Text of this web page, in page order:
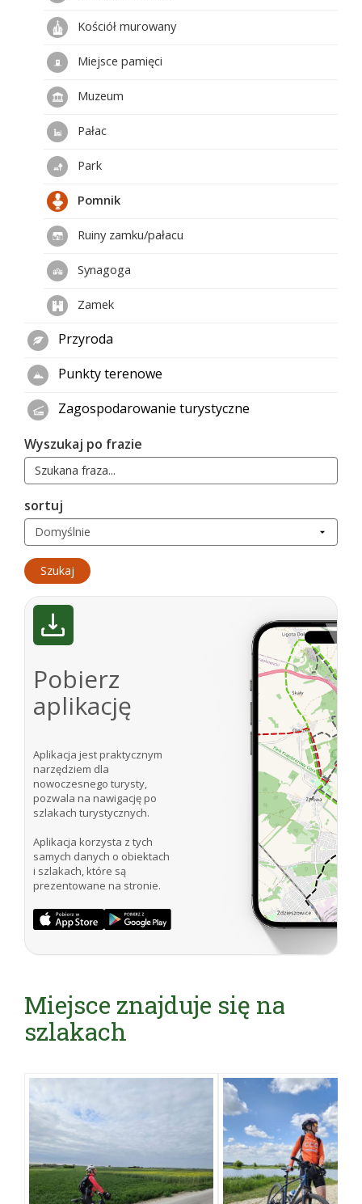
Kościół murowany
Miejsce pamięci
Muzeum
Pałac
Park
Pomnik
Ruiny zamku/pałacu
Synagoga
Zamek
Przyroda
Punkty terenowe
Zagospodarowanie turystyczne
Wyszukaj po frazie
sortuj
Pobierz
aplikację
Aplikacja jest praktycznym
narzędziem dla
nowoczesnego turysty,
pozwala na nawigację po
szlakach turystycznych.
Aplikacja korzysta z tych
samych danych o obiektach
i szlakach, które są
prezentowane na stronie.
Miejsce znajduje się na
szlakach